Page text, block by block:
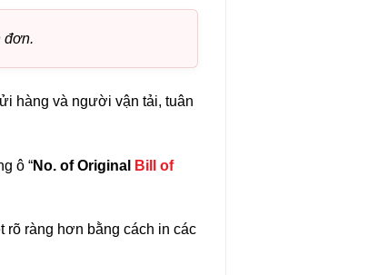
đơn.
hàng và người vận tải, tuân
ô “No. of Original
Bill of
rõ ràng hơn bằng cách in các